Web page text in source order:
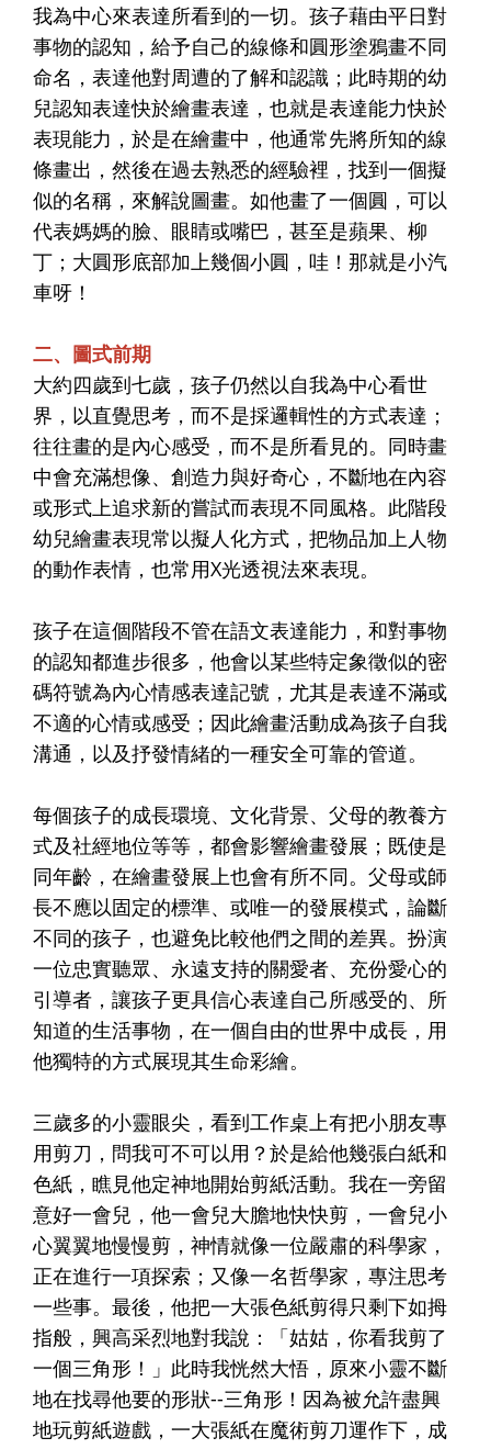
我為中心來表達所看到的一切。孩子藉由平日對
事物的認知，給予自己的線條和圓形塗鴉畫不同
命名，表達他對周遭的了解和認識；此時期的幼
兒認知表達快於繪畫表達，也就是表達能力快於
表現能力，於是在繪畫中，他通常先將所知的線
條畫出，然後在過去熟悉的經驗裡，找到一個擬
似的名稱，來解說圖畫。如他畫了一個圓，可以
代表媽媽的臉、眼睛或嘴巴，甚至是蘋果、柳
丁；大圓形底部加上幾個小圓，哇！那就是小汽
車呀！
二、圖式前期
大約四歲到七歲，孩子仍然以自我為中心看世
界，以直覺思考，而不是採邏輯性的方式表達；
往往畫的是內心感受，而不是所看見的。同時畫
中會充滿想像、創造力與好奇心，不斷地在內容
或形式上追求新的嘗試而表現不同風格。此階段
幼兒繪畫表現常以擬人化方式，把物品加上人物
的動作表情，也常用X光透視法來表現。
孩子在這個階段不管在語文表達能力，和對事物
的認知都進步很多，他會以某些特定象徵似的密
碼符號為內心情感表達記號，尤其是表達不滿或
不適的心情或感受；因此繪畫活動成為孩子自我
溝通，以及抒發情緒的一種安全可靠的管道。
每個孩子的成長環境、文化背景、父母的教養方
式及社經地位等等，都會影響繪畫發展；既使是
同年齡，在繪畫發展上也會有所不同。父母或師
長不應以固定的標準、或唯一的發展模式，論斷
不同的孩子，也避免比較他們之間的差異。扮演
一位忠實聽眾、永遠支持的關愛者、充份愛心的
引導者，讓孩子更具信心表達自己所感受的、所
知道的生活事物，在一個自由的世界中成長，用
他獨特的方式展現其生命彩繪。
三歲多的小靈眼尖，看到工作桌上有把小朋友專
用剪刀，問我可不可以用？於是給他幾張白紙和
色紙，瞧見他定神地開始剪紙活動。我在一旁留
意好一會兒，他一會兒大膽地快快剪，一會兒小
心翼翼地慢慢剪，神情就像一位嚴肅的科學家，
正在進行一項探索；又像一名哲學家，專注思考
一些事。最後，他把一大張色紙剪得只剩下如拇
指般，興高采烈地對我說：「姑姑，你看我剪了
一個三角形！」此時我恍然大悟，原來小靈不斷
地在找尋他要的形狀--三角形！因為被允許盡興
地玩剪紙遊戲，一大張紙在魔術剪刀運作下，成